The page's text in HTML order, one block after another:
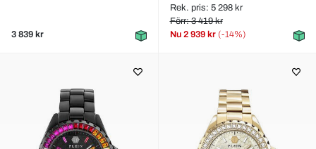
3 839 kr
Rek. pris: 5 298 kr
Förr: 3 419 kr
Nu 2 939 kr (-14%)